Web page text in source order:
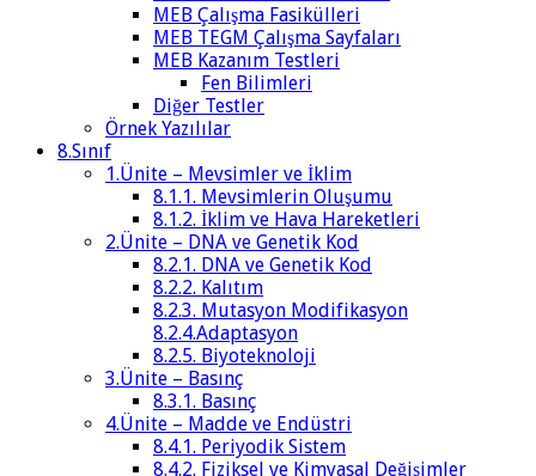
MEB Çalışma Fasikülleri
MEB TEGM Çalışma Sayfaları
MEB Kazanım Testleri
Fen Bilimleri
Diğer Testler
Örnek Yazılılar
8.Sınıf
1.Ünite – Mevsimler ve İklim
8.1.1. Mevsimlerin Oluşumu
8.1.2. İklim ve Hava Hareketleri
2.Ünite – DNA ve Genetik Kod
8.2.1. DNA ve Genetik Kod
8.2.2. Kalıtım
8.2.3. Mutasyon Modifikasyon
8.2.4.Adaptasyon
8.2.5. Biyoteknoloji
3.Ünite – Basınç
8.3.1. Basınç
4.Ünite – Madde ve Endüstri
8.4.1. Periyodik Sistem
8.4.2. Fiziksel ve Kimyasal Değişimler